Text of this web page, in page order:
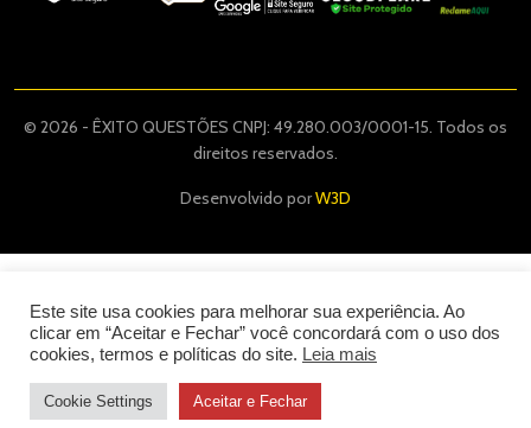
R$49,00
© 2026 - ÊXITO QUESTÕES CNPJ: 49.280.003/0001-15. Todos os
direitos reservados.
Desenvolvido porW3D
Este site usa cookies para melhorar sua experiência. Ao
clicar em “Aceitar e Fechar” você concordará com o uso dos
cookies, termos e políticas do site. Leia mais
Cookie Settings Aceitar e Fechar